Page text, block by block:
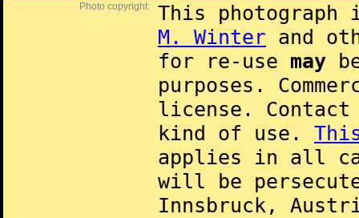
Photo copyright:
This
M. Winter and
for re-use may
purposes.
license.
kind of use.
applies in all
will be
Innsbruck,